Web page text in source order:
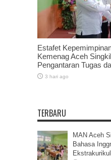
Estafet
Kemenag Aceh
Pengantaran Tugas
3 hari ago
TERBARU
MAN Aceh
Bahasa